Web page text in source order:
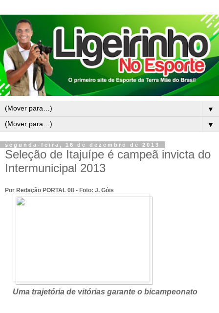
▼
▼
segunda-feira, 16 de dezembro de 2013
Seleção de Itajuípe é campeã invicta do
Intermunicipal 2013
Por Redação PORTAL 08 - Foto: J. Góis
Uma trajetória de vitórias garante o bicampeonato